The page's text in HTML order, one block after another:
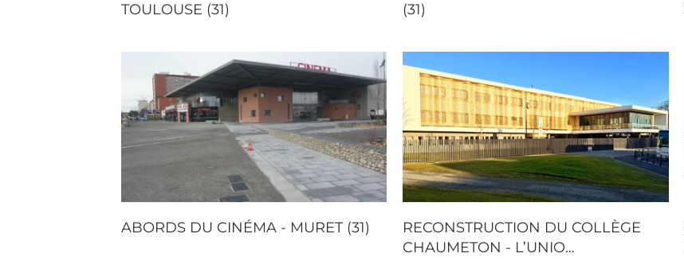
TOULOUSE (31)
(31)
ABORDS DU CINÉMA - MURET (31)
RECONSTRUCTION DU COLLÈGE
CHAUMETON - L’UNIO…